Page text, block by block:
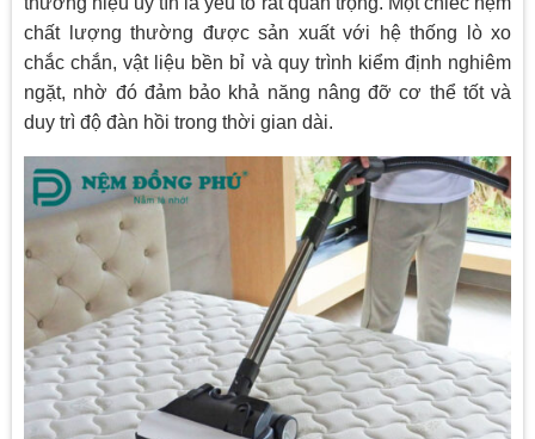
chất lượng thường được sản xuất với hệ thống lò xo
chắc chắn, vật liệu bền bỉ và quy trình kiểm định nghiêm
ngặt, nhờ đó đảm bảo khả năng nâng đỡ cơ thể tốt và
duy trì độ đàn hồi trong thời gian dài.